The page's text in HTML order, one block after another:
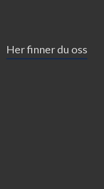
Her finner du oss